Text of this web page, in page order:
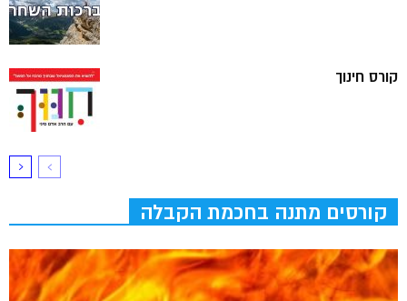
קורס חינוך
קורסים מתנה בחכמת הקבלה